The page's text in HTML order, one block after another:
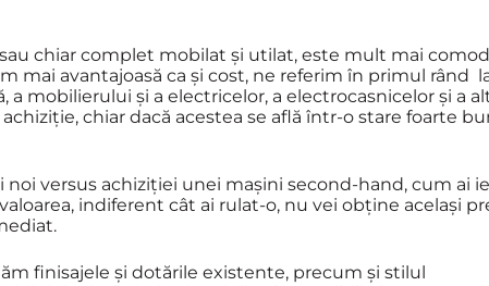
chiar complet mobilat și utilat, este mult mai
mai avantajoasă ca și cost, ne referim în primul rând
a mobilierului și a electricelor, a electrocasnicelor și a
chiar dacă acestea se află într-o stare foarte
noi versus achiziției unei mașini second-hand, cum ai
indiferent cât ai rulat-o, nu vei obține același
finisajele și dotările existente, precum și stilul